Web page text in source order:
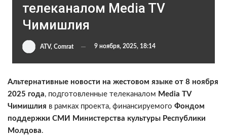
телеканалом Media TV
Чимишлия
ATV, Comrat 9 ноября, 2025, 18:14
Альтернативные новости на жестовом языке от 8 ноября
2025 года, подготовленные телеканалом Media TV
Чимишлия в рамках проекта, финансируемого Фондом
поддержки СМИ Министерства культуры Республики
Молдова.